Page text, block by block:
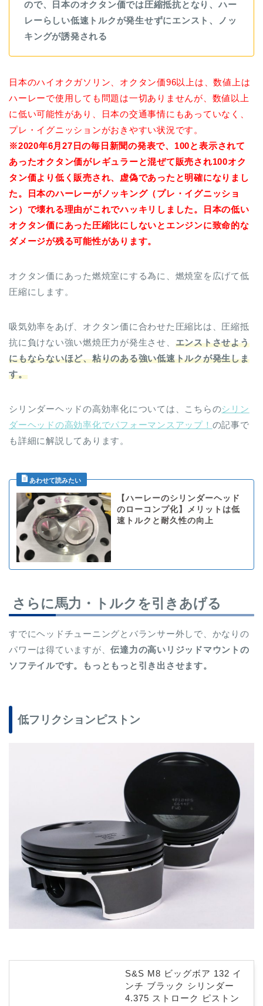
ので、日本のオクタン価では圧縮抵抗となり、ハー
レーらしい低速トルクが発生せずにエンスト、ノッ
キングが誘発される
日本のハイオクガソリン、オクタン価96以上は、数値上は
ハーレーで使用しても問題は一切ありませんが、数値以上
に低い可能性があり、日本の交通事情にもあっていなく、
プレ・イグニッションがおきやすい状況です 。
※2020年6月27日の毎日新聞の発表で、100と表示されて
あったオクタン価がレギュラーと混ぜて販売され100オク
タン価より低く販売され、虚偽であったと明確になりまし
た。日本のハーレーがノッキング（プレ・イグニッショ
ン）で壊れる理由がこれでハッキリしました。日本の低い
オクタン価にあった圧縮比にしないとエンジンに致命的な
ダメージが残る可能性があります。
オクタン価にあった燃焼室にする為に、燃焼室を広げて低
圧縮にします。
吸気効率をあげ、オクタン価に合わせた圧縮比は、圧縮抵
抗に負けない強い燃焼圧力が発生させ、 エンストさせよう
にもならないほど、粘りのある強い低速トルクが発生しま
す。
シリンダーヘッドの高効率化については、こちらのシリン
ダーヘッドの高効率化でパフォーマンスアップ！ の記事で
も詳細に解説してあります。
【ハーレーのシリンダーヘッド
のローコンプ化】メリットは低
速トルクと耐久性の向上
さらに馬力・トルクを引きあげる
すでにヘッドチューニングとバランサー外しで、かなりの
パワーは得ていますが、伝達力の高いリジッドマウントの
ソフテイルです。もっともっと引き出させます。
低フリクションピストン
S&S M8 ビッグボア 132 イ
ンチ ブラック シリンダー
4.375 ストローク ピストン